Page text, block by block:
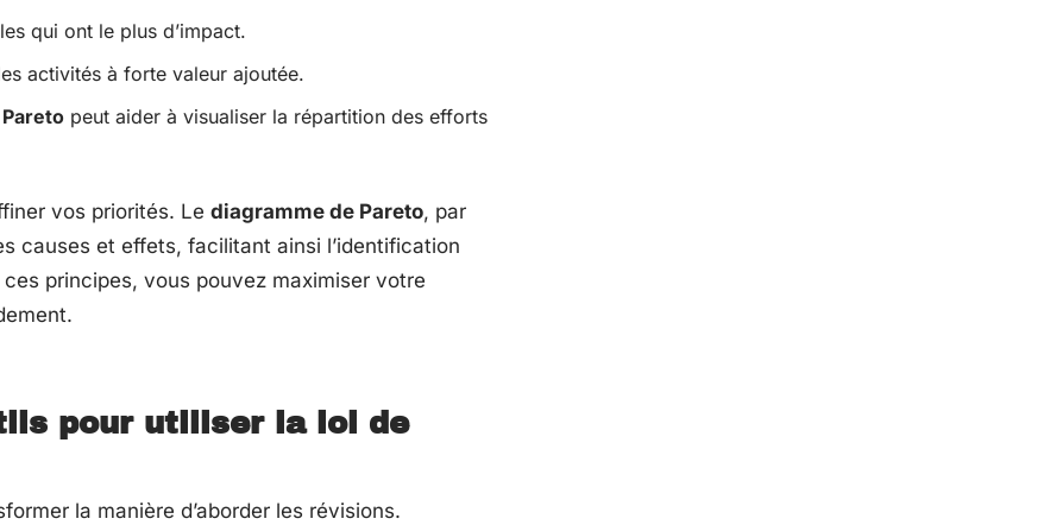
qui ont le plus d’impact.
activités à forte valeur ajoutée.
peut aider à visualiser la répartition des efforts
vos priorités. Le diagramme de Pareto, par
causes et effets, facilitant ainsi l’identification
principes, vous pouvez maximiser votre